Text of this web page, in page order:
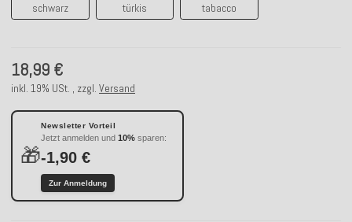
schwarz türkis tabacco
18,99 €
inkl. 19% USt. , zzgl. Versand
🎁
Newsletter Vorteil
Jetzt anmelden und 10% sparen:
-1,90 €
Zur Anmeldung